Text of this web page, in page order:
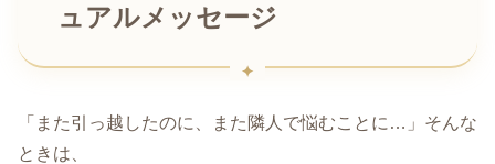
ュアルメッセージ
「また引っ越したのに、また隣人で悩むことに…」そんな
ときは、